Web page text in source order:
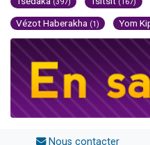
(397) (167)
Vézot Haberakha (1) Yom
Nous contacter